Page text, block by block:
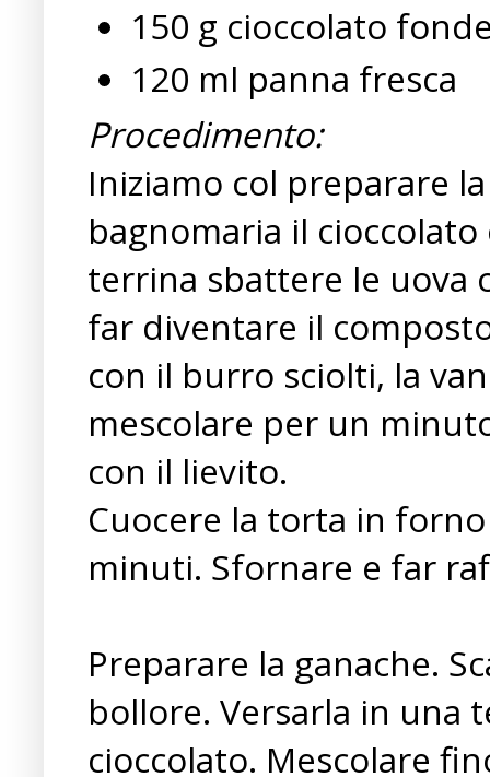
150 g cioccolato
120 ml panna fresca
Procedimento:
Iniziamo col preparare
bagnomaria il
terrina sbattere le uova
far diventare il
con il burro sciolti, la
mescolare per un
con il lievito.
Cuocere la torta in
minuti. Sfornare e far
Preparare la ganache.
bollore. Versarla in una
cioccolato. Mescolare